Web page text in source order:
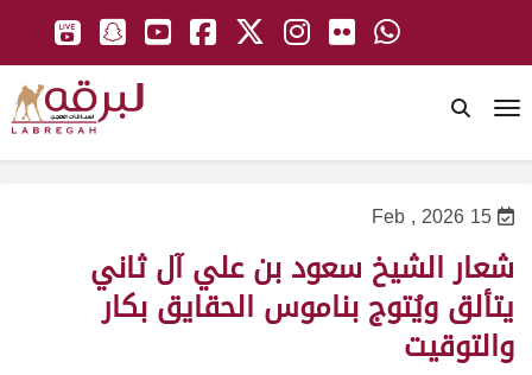
15 Feb , 2026
شعار الشيخ سعود بن علي آل ثاني
يتألق ويُتوج بناموس الحقايق بكار
والتوقيت